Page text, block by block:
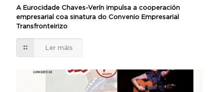
A Eurocidade Chaves-Verín impulsa a cooperación
empresarial coa sinatura do Convenio Empresarial
Transfronteirizo
Ler máis